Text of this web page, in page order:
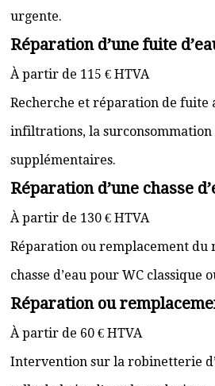
urgente.
Réparation d’une fuite
À partir de 115 € HTVA
Recherche et réparation de
infiltrations, la surconsommation
supplémentaires.
Réparation d’une chasse
À partir de 130 € HTVA
Réparation ou remplacement du
chasse d’eau pour WC classique
Réparation ou
À partir de 60 € HTVA
Intervention sur la robinetterie